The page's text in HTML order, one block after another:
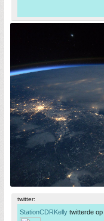
twitter:
StationCDRKelly twitterde op